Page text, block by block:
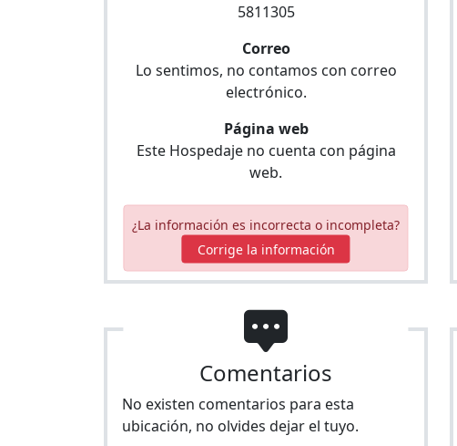
5811305
Correo
Lo sentimos, no contamos con correo
electrónico.
Página web
Este Hospedaje no cuenta con página
web.
¿La información es incorrecta o incompleta?
Corrige la información
Comentarios
No existen comentarios para esta
ubicación, no olvides dejar el tuyo.